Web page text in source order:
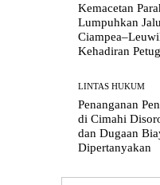
Kemacetan
Lumpuhkan
Kehadiran
LINTAS HUKUM
Penanganan
di Cimahi
dan Dugaan
Dipertanyakan